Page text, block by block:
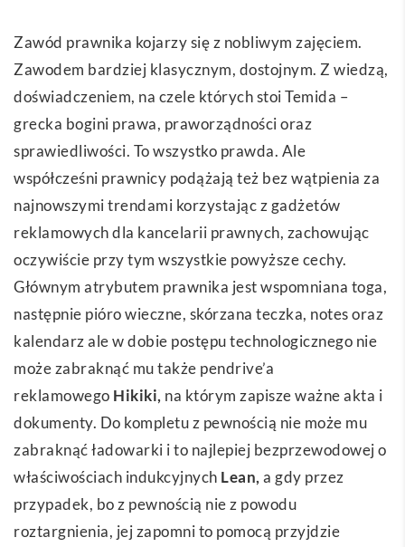
Zawód prawnika kojarzy się z nobliwym zajęciem.
Zawodem bardziej klasycznym, dostojnym. Z wiedzą,
doświadczeniem, na czele których stoi Temida –
grecka bogini prawa, praworządności oraz
sprawiedliwości. To wszystko prawda. Ale
współcześni prawnicy podążają też bez wątpienia za
najnowszymi trendami korzystając z gadżetów
reklamowych dla kancelarii prawnych, zachowując
oczywiście przy tym wszystkie powyższe cechy.
Głównym atrybutem prawnika jest wspomniana toga,
następnie pióro wieczne, skórzana teczka, notes oraz
kalendarz ale w dobie postępu technologicznego nie
może zabraknąć mu także pendrive’a
reklamowego Hikiki, na którym zapisze ważne akta i
dokumenty. Do kompletu z pewnością nie może mu
zabraknąć ładowarki i to najlepiej bezprzewodowej o
właściwościach indukcyjnych Lean, a gdy przez
przypadek, bo z pewnością nie z powodu
roztargnienia, jej zapomni to pomocą przyjdzie